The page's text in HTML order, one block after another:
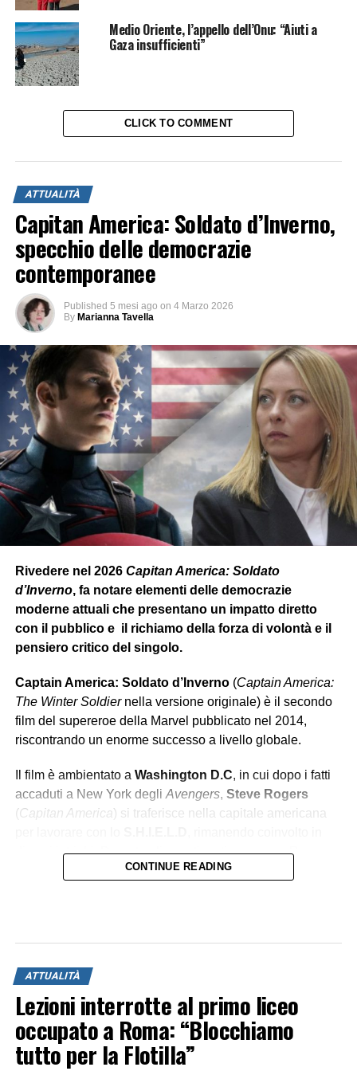
Medio Oriente, l’appello dell’Onu: “Aiuti a
Gaza insufficienti”
CLICK TO COMMENT
ATTUALITÀ
Capitan America: Soldato d’Inverno,
specchio delle democrazie
contemporanee
Published 5 mesi ago on 4 Marzo 2026
By Marianna Tavella
Rivedere nel 2026 Capitan America: Soldato
d’Inverno, fa notare elementi delle democrazie
moderne attuali che presentano un impatto diretto
con il pubblico e il richiamo della forza di volontà e il
pensiero critico del singolo.
Captain America: Soldato d’Inverno(Captain America:
The Winter Soldiernella versione originale) è il secondo
film del supereroe della Marvel pubblicato nel 2014,
riscontrando un enorme successo a livello globale.
Il film è ambientato a Washington D.C, in cui dopo i fatti
accaduti a New York degli Avengers, Steve Rogers
(Capitan America) si traferisce nella capitale americana
diversi intrighi. Durante gli eventi, notiamo come Rogers
adattarsi al mondo moderno, cambiato sia
muove attraverso meccanismiteatrali e corrotti.
L’EROE DEL POPOLO
Capitan America rappresental’uomo umile
CONTINUE READING
ATTUALITÀ
Lezioni interrotte al primo liceo
occupato a Roma: “Blocchiamo
tutto per la Flotilla”